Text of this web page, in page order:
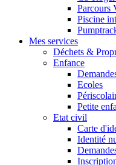
Parcours
Piscine
Mes services
Déchets &
Enfance
Ecoles
Petite
Etat civil
Carte
Identité